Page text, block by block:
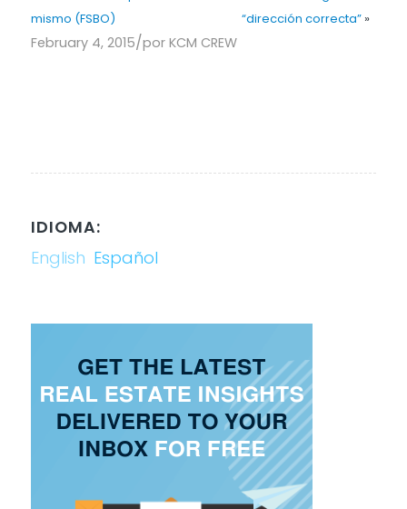
mismo (FSBO)
“dirección correcta”»
February 4, 2015/por KCM CREW
IDIOMA:
English Español